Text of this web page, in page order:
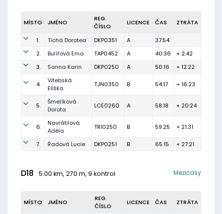
MÍSTO JMÉNO
REG.
ČÍSLO
LICENCE ČAS ZTRÁTA
1. Tichá Dorotea DKP0351 A
37:54
2.
Bulířová Ema TAP0452 A 40:36
+ 2:42
3.
Sanna Karin DKP0250 A 50:16 + 12:22
4.
Vitebská
Eliška
TJN0350 B 54:17 + 16:23
5.
Šmelíková
Dorota
LCE0260 A 58:18 + 20:24
6.
Navrátilová
Adéla
TRI0250 B 59:25 + 21:31
7. Řadová Lucie DKP0251 B 65:15 + 27:21
D18 5.00 km, 270 m, 9 kontrol Mezičasy
MÍSTO JMÉNO
REG.
ČÍSLO
LICENCE ČAS ZTRÁTA